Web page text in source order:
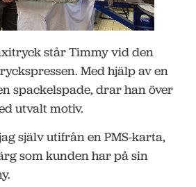
står Timmy vid den
Med hjälp av en
spackelspade, drar han över
utvalt motiv.
själv utifrån en PMS-karta,
som kunden har på sin